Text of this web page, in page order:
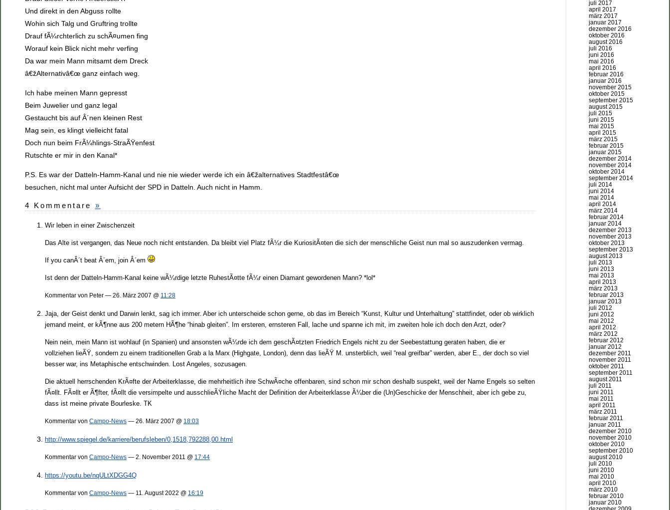
Und direkt in den Abguss rollte
Wohin sich Talg und Gruftring trollte
Drauf fÃ¼rchterlich zu schÃ¤umen fing
Worauf kein Blick nicht mehr verfing
Da war mein Mann mitsamt dem Dreck
â€žAlternativâ€œ ganz einfach weg.
Ich habe meinen Mann gepresst
Beim Juwelier und ganz legal
Gestaucht bis auf Â´nen kleinen Rest
Mag sein, es klingt vielleicht fatal
Doch nun beim FrÃ¼hlings-StraÃŸenfest
Rutschte er mir in den Kanal*
P.S. Es war der Datteln-Hamm-Kanal und nie nie wieder werde ich ein â€žalternatives Stadtfestâ€œ
besuchen, nicht mal unter Aufsicht der SPD in Datteln. Auch nicht in Hamm.
4 Kommentare »
Wir leben in einer Zwischenzeit
Das Alte ist vergangen, das Neue noch nicht entstanden. Da bleibt viel Platz fÃ¼r die KuriositÃ¤ten die sich der menschliche Geist nun mal so auszudenken vermag.
If you canÂ´t beat Â´em, join Â´em
Ist denn der Datteln-Hamm-Kanal keine wÃ¼rdige letzte RuhestÃ¤tte fÃ¼r einen Diamant gewordenen Mann? *lol*
Kommentar von Peter — 26. März 2007 @ 11:28
Jaja, der Geist denkt und Darwin lenkt, sag ich immer. Aber ich unterscheide schon gerne, ob das im Bereich “Kunst, Kultur und Unterhaltung” stattfindet, oder ob wirklich
jemand meint, er kÃ¶nne aus 200 metern HÃ¶he “hinab gleiten”. Im ersteren, ernsteren Fall, lache und spanne ich mit, im zweiten hole ich doch den Arzt, oder?
Nein nein, mein Mann ist wohlauf (in Spanien) und ansonsten wÃ¼rde ich dem geschÃ¤tzten Friedrich Engels nicht zu der Seebestattung geraten haben, die er
vollziehen lieÃŸ, sondern zu einem traditionellen Grab a la Marx (Highgate, London), denn das lieÃŸ M. unsterblich, weil “real greifbar” werden, aber E., der doch so viel
besser war, ins Metaphische entschwinden. Lost Angeles, sozusagen.
Die aktuell herrschenden KrÃ¤fte der Arbeiterklasse, die mehrheitlich ihre SchwÃ¤che offenbaren, sind schon mir schon deshalb suspekt, weil der Name Engels so selten
fÃ¤llt. FÃ¤llt er Ã¶fter, fÃ¤llt die versimpelte und ausschlieÃŸliche Macht der Definition der Arbeiterklasse Ã¼ber die (Un)Geschicke der Menschheit, aber ich gebe zu,
dass ist meine private Bourleske. TK
Kommentar von Campo-News — 26. März 2007 @ 18:03
http://www.spiegel.de/karriere/berufsleben/0,1518,792288,00.html
Kommentar von Campo-News — 2. November 2011 @ 17:44
https://youtu.be/nqULtXDGG4Q
Kommentar von Campo-News — 11. August 2022 @ 16:19
juli 2017
april 2017
märz 2017
januar 2017
dezember 2016
oktober 2016
august 2016
juli 2016
juni 2016
mai 2016
april 2016
februar 2016
januar 2016
november 2015
oktober 2015
september 2015
august 2015
juli 2015
juni 2015
mai 2015
april 2015
märz 2015
februar 2015
januar 2015
dezember 2014
november 2014
oktober 2014
september 2014
juli 2014
juni 2014
mai 2014
april 2014
märz 2014
februar 2014
januar 2014
dezember 2013
november 2013
oktober 2013
september 2013
august 2013
juli 2013
juni 2013
mai 2013
april 2013
märz 2013
februar 2013
januar 2013
juli 2012
juni 2012
mai 2012
april 2012
märz 2012
februar 2012
januar 2012
dezember 2011
november 2011
oktober 2011
september 2011
august 2011
juli 2011
juni 2011
mai 2011
april 2011
märz 2011
februar 2011
januar 2011
dezember 2010
november 2010
oktober 2010
september 2010
august 2010
juli 2010
juni 2010
mai 2010
april 2010
märz 2010
februar 2010
januar 2010